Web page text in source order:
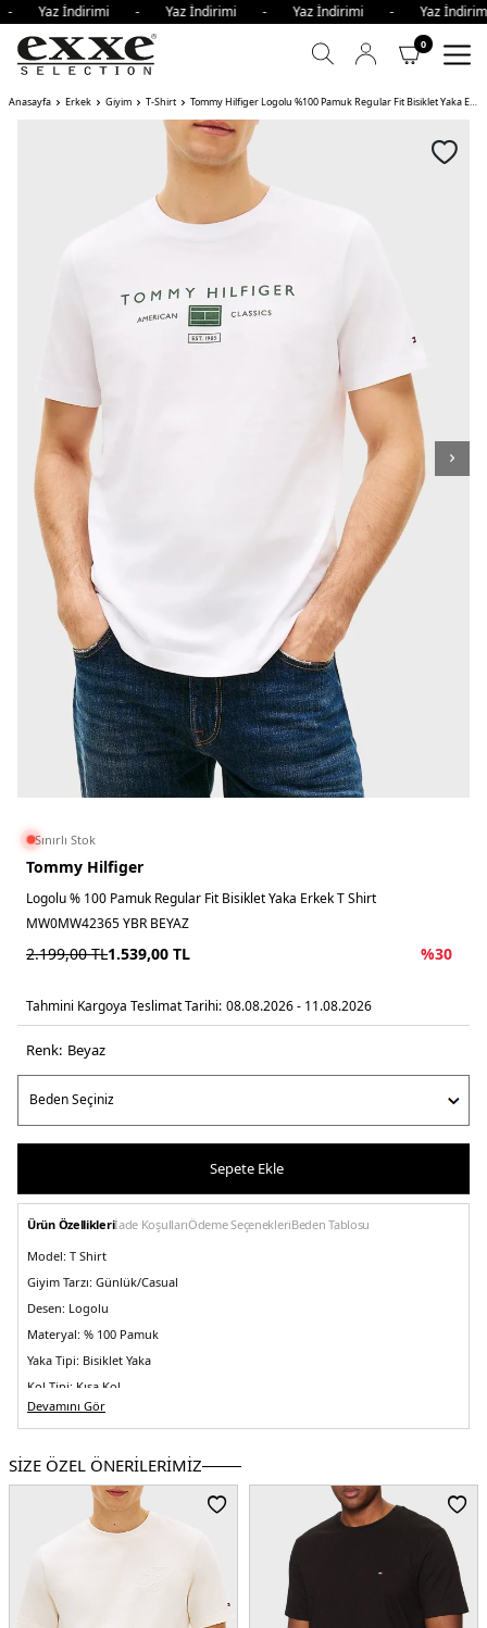
Yaz İndirimi - Yaz İndirimi - Yaz İndirimi - Yaz
0
Anasayfa Erkek Giyim T-Shirt Tommy Hilfiger Logolu %100 Pamuk Regular Fit Bisiklet Yaka Erkek T Shirt YBR
Sınırlı Stok
Tommy Hilfiger
Logolu % 100 Pamuk Regular Fit Bisiklet Yaka Erkek T Shirt
MW0MW42365 YBR BEYAZ
2.199,00TL1.539,00 TL %30
Tahmini Kargoya Teslimat Tarihi: 08.08.2026 - 11.08.2026
Renk: beyaz
Sepete Ekle
Ürün Özellikleriİade KoşullarıÖdeme SeçenekleriBeden Tablosu
Model: T Shirt
Giyim Tarzı: Günlük/Casual
Desen: Logolu
Materyal: % 100 Pamuk
Yaka Tipi: Bisiklet Yaka
Kol Tipi: Kısa Kol
Kumaş Tipi:Belirtilmemiş
Kalıp Bilgisi:Regular Fit
Yaş Grubu:Yetişkin
Bangladeş
3DE1MW0MW42365YBR.25
Devamını Gör
SİZE ÖZEL ÖNERİLERİMİZ